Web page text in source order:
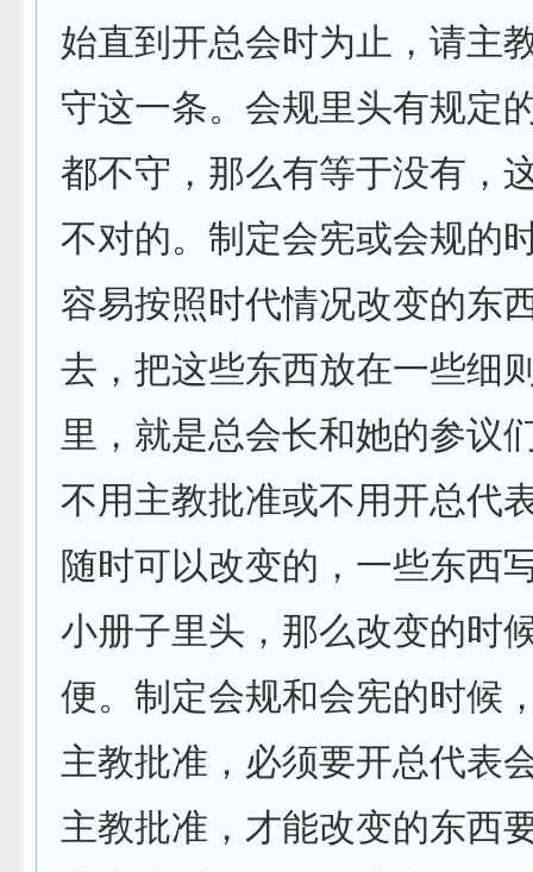
始直到开总会时为止，请主
守这一条。会规里头有规定
都不守，那么有等于没有，
不对的。制定会宪或会规的
容易按照时代情况改变的东
去，把这些东西放在一些细
里，就是总会长和她的参议
不用主教批准或不用开总代
随时可以改变的，一些东西
小册子里头，那么改变的时
便。制定会规和会宪的时候
主教批准，必须要开总代表
主教批准，才能改变的东西